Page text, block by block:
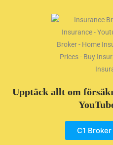
Upptäck allt om
C1